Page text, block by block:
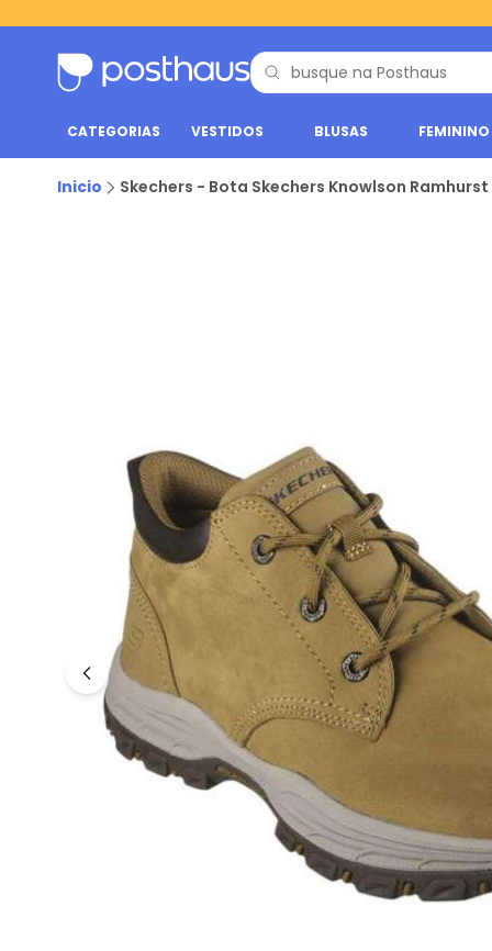
CATEGORIAS VESTIDOS BLUSAS FEMININO
Inicio Skechers - Bota Skechers Knowlson